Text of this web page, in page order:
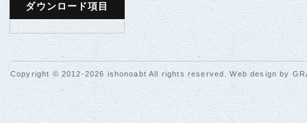
ダウンロード項目
Copyright © 2012-2026 ishonoabt All rights reserved. Web design by